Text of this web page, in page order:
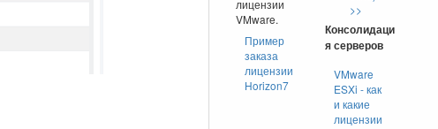
>>
Консолидаци
я серверов
VMware
ESXi - как
и какие
лицензии
лицензии
VMware.
Пример
заказа
лицензии
Horizon7